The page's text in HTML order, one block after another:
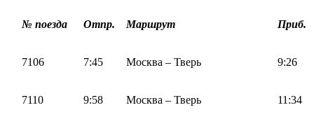
№ поезда Отпр. Маршрут Приб.
7106 7:45 Москва – Тверь 9:26
7110 9:58 Москва – Тверь 11:34